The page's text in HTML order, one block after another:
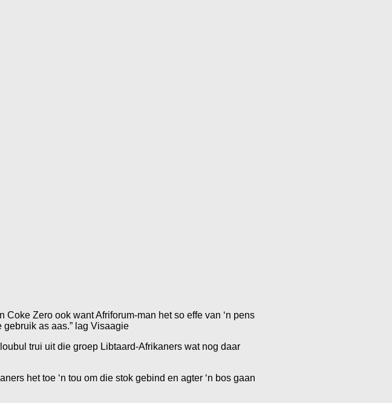
Coke Zero ook want Afriforum-man het so effe van ‘n pens
gebruik as aas.” lag Visaagie
trui uit die groep Libtaard-Afrikaners wat nog daar
het toe ‘n tou om die stok gebind en agter ‘n bos gaan